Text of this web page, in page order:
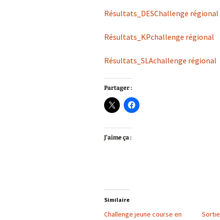
Résultats_DESChallenge régional
Résultats_KPchallenge régional
Résultats_SLAchallenge régional
Partager :
J’aime ça :
Similaire
Challenge jeune course en